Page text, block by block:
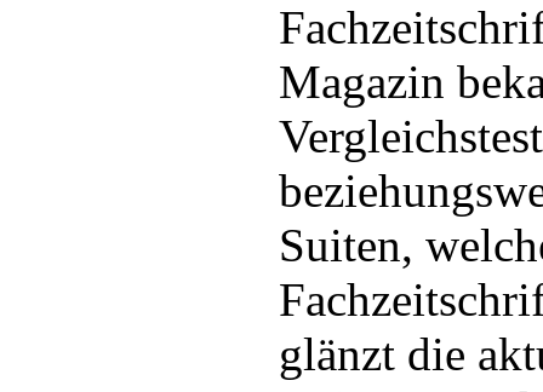
Magazin
Suiten,
glänzt die